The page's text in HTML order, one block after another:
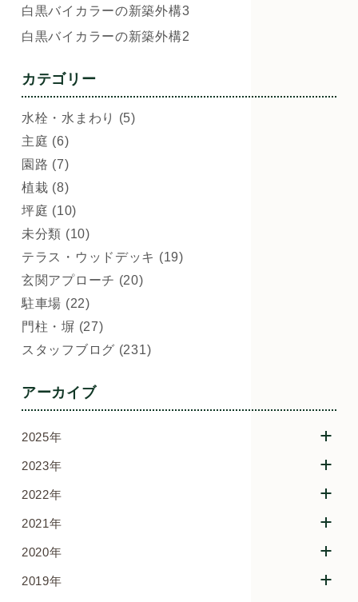
白黒バイカラーの新築外構3
白黒バイカラーの新築外構2
カテゴリー
水栓・水まわり (5)
主庭 (6)
園路 (7)
植栽 (8)
坪庭 (10)
未分類 (10)
テラス・ウッドデッキ (19)
玄関アプローチ (20)
駐車場 (22)
門柱・塀 (27)
スタッフブログ (231)
アーカイブ
2025年
2023年
2022年
2021年
2020年
2019年